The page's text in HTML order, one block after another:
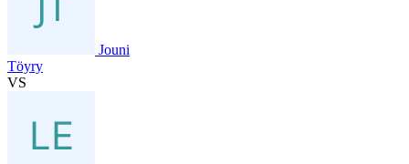
Jouni
Töyry
VS